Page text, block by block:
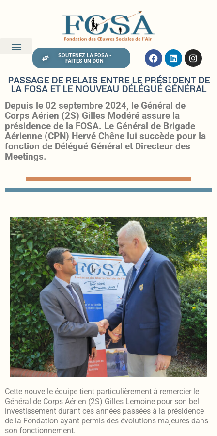
SOUTENEZ LA FOSA -
FAITES UN DON
PASSAGE DE RELAIS ENTRE LE PRÉSIDENT DE
LA FOSA ET LE NOUVEAU DÉLÉGUÉ GÉNÉRAL
Depuis le 02 septembre 2024, le Général de
Corps Aérien (2S) Gilles Modéré assure la
présidence de la FOSA. Le Général de Brigade
Aérienne (CPN) Hervé Chêne lui succède pour la
fonction de Délégué Général et Directeur des
Meetings.
Cette nouvelle équipe tient particulièrement à remercier le
Général de Corps Aérien (2S) Gilles Lemoine pour son bel
investissement durant ces années passées à la présidence
de la Fondation ayant permis des évolutions majeures dans
son fonctionnement.